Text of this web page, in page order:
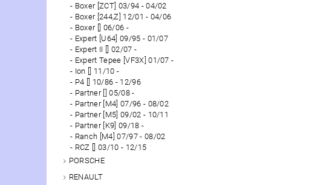
Boxer [ZCT] 03/94 - 04/02
Boxer [244,Z] 12/01 - 04/06
Boxer [] 06/06 -
Expert [U64] 09/95 - 01/07
Expert II [] 02/07 -
Expert Tepee [VF3X] 01/07 -
Ion [] 11/10 -
P4 [] 10/86 - 12/96
Partner [] 05/08 -
Partner [M4] 07/96 - 08/02
Partner [M5] 09/02 - 10/11
Partner [K9] 09/18 -
Ranch [M4] 07/97 - 08/02
RCZ [] 03/10 - 12/15
PORSCHE
RENAULT